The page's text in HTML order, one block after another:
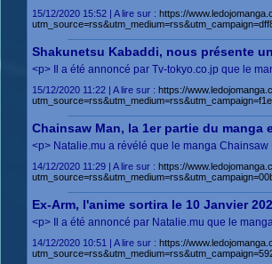
15/12/2020 15:52 | A lire sur : https://
Shakunetsu Kabaddi, nous présente
<p> Il a été annoncé par Tv-tokyo.co.jp que le
15/12/2020 11:22 | A lire sur : https://
Chainsaw Man, la 1er partie du manga
<p> Natalie.mu a révélé que le manga
14/12/2020 11:29 | A lire sur : https://
Ex-Arm, l'anime sortira le 10 Janvier
<p> Il a été annoncé par Natalie.mu que le
14/12/2020 10:51 | A lire sur : https://